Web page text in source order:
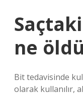
ne
Bit tedavisinde
olarak kullanılır,